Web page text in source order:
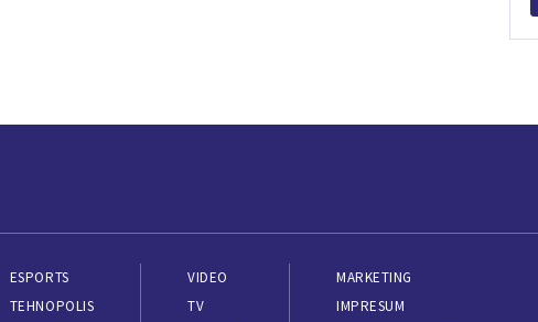
ESPORTS
TEHNOPOLIS
VIDEO
TV
MARKETING
IMPRESUM